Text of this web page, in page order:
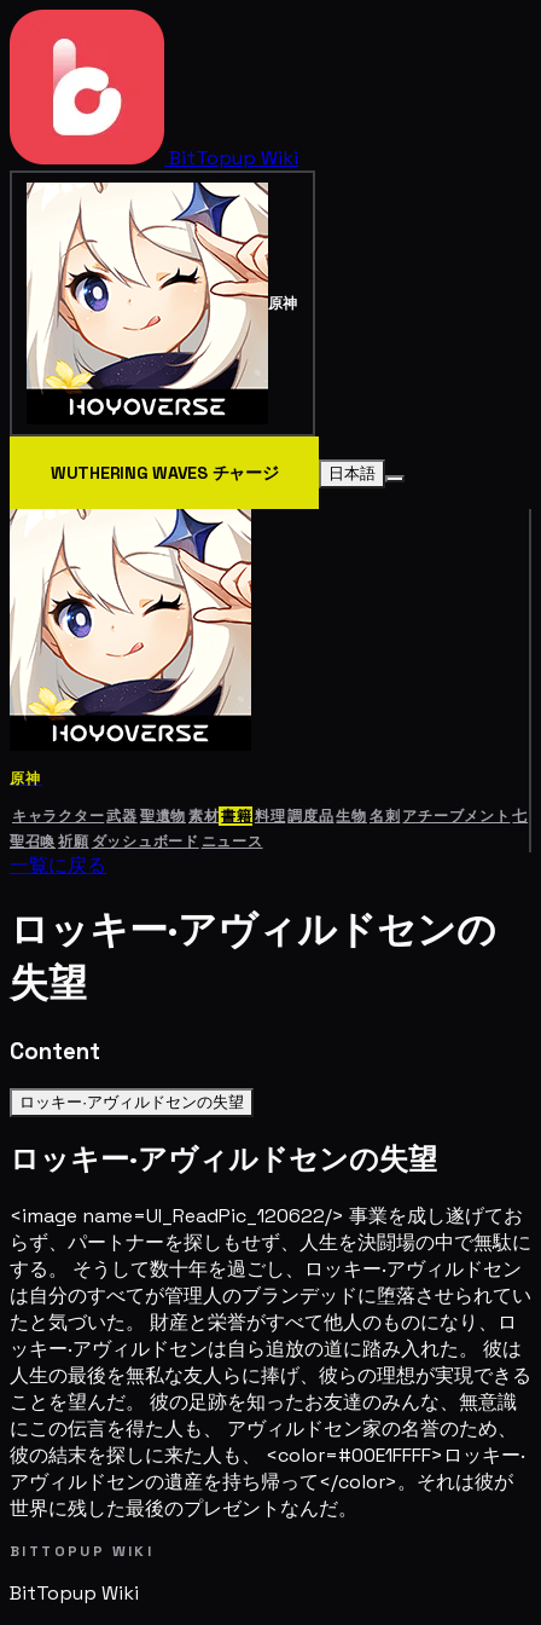
BitTopup Wiki
原神
WUTHERING WAVES チャージ 日本語
原神
キャラクター武器聖遺物素材書籍料理調度品生物名刺 アチーブメント 七
聖召喚祈願 ダッシュボード ニュース
一覧に戻る
ロッキー·アヴィルドセンの
失望
Content
ロッキー·アヴィルドセンの失望
ロッキー·アヴィルドセンの失望
<image name=UI_ReadPic_120622/> 事業を成し遂げてお
らず、パートナーを探しもせず、人生を決闘場の中で無駄に
する。 そうして数十年を過ごし、ロッキー·アヴィルドセン
は自分のすべてが管理人のブランデッドに堕落させられてい
たと気づいた。 財産と栄誉がすべて他人のものになり、ロ
ッキー·アヴィルドセンは自ら追放の道に踏み入れた。 彼は
人生の最後を無私な友人らに捧げ、彼らの理想が実現できる
ことを望んだ。 彼の足跡を知ったお友達のみんな、無意識
にこの伝言を得た人も、 アヴィルドセン家の名誉のため、
彼の結末を探しに来た人も、 <color=#00E1FFFF>ロッキー·
アヴィルドセンの遺産を持ち帰って</color>。それは彼が
世界に残した最後のプレゼントなんだ。
BITTOPUP WIKI
BitTopup Wiki